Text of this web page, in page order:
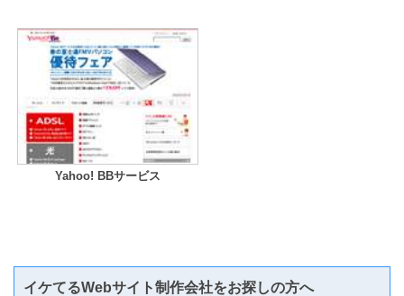
Yahoo! BBサービス
イケてるWebサイト制作会社をお探しの方へ